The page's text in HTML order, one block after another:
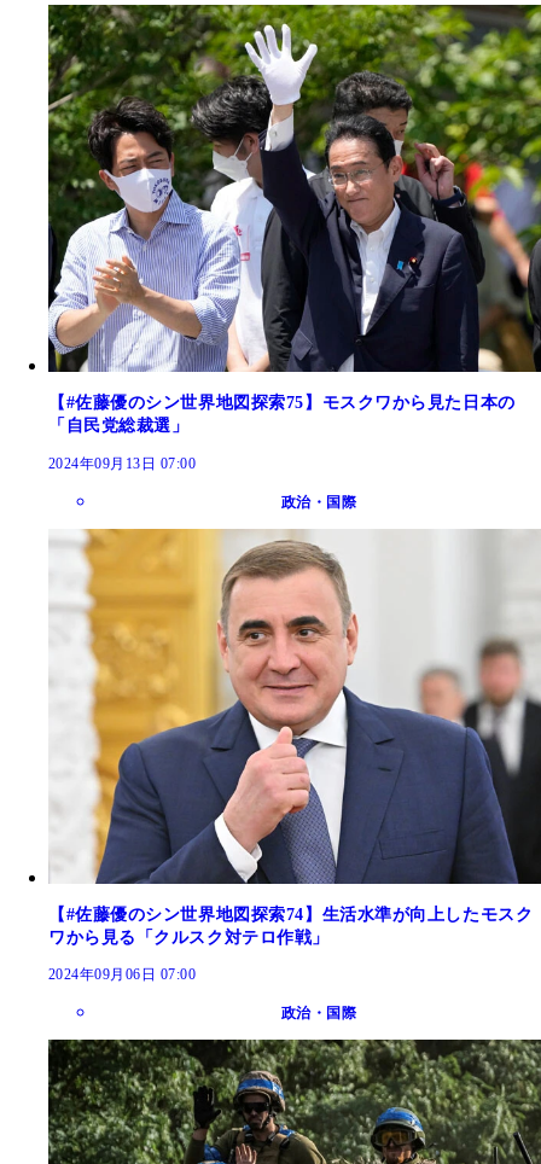
【#佐藤優のシン世界地図探索75】モスクワから見た日本の
「自民党総裁選」
2024年09月13日 07:00
政治・国際
【#佐藤優のシン世界地図探索74】生活水準が向上したモスク
ワから見る「クルスク対テロ作戦」
2024年09月06日 07:00
政治・国際